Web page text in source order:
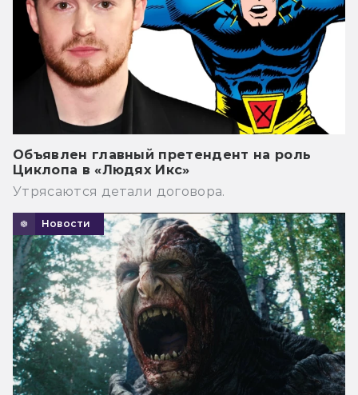
Объявлен главный претендент на роль
Циклопа в «Людях Икс»
Утрясаются детали договора.
Новости